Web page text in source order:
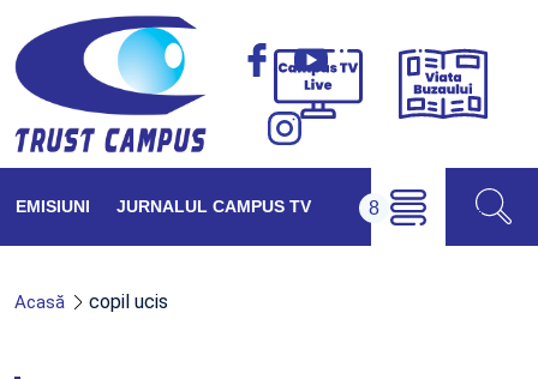
Campus
Viața
EMISIUNI JURNALUL CAMPUS TV
Acasă copil ucis